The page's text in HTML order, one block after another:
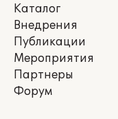
Каталог
Внедрения
Публикации
Мероприятия
Партнеры
Форум